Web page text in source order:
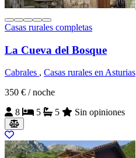
Casas rurales completas
La Cueva del Bosque
Cabrales , Casas rurales en Asturias
350 € / noche
8
5 5 Sin opiniones